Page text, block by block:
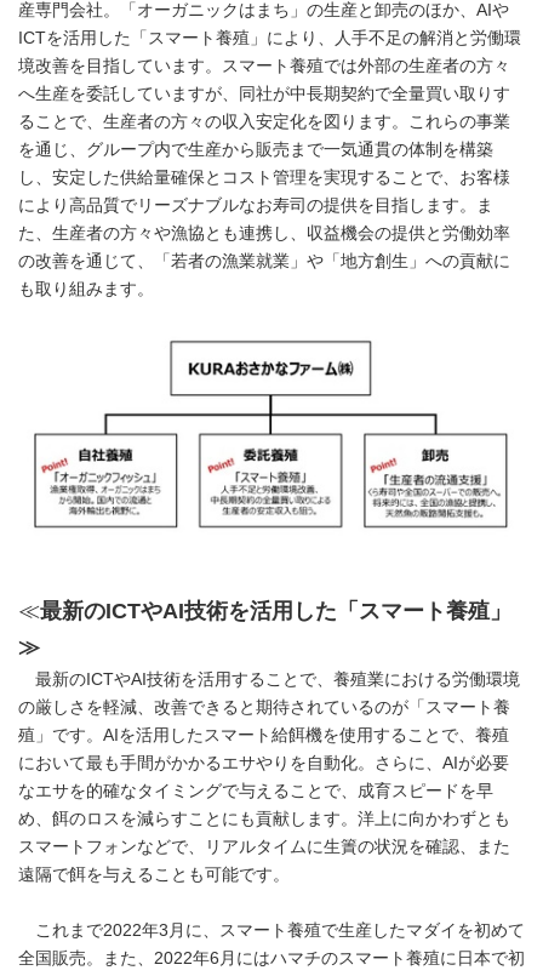
産専門会社。「オーガニックはまち」の生産と卸売のほか、AIや
ICTを活用した「スマート養殖」により、人手不足の解消と労働環
境改善を目指しています。スマート養殖では外部の生産者の方々
へ生産を委託していますが、同社が中長期契約で全量買い取りす
ることで、生産者の方々の収入安定化を図ります。これらの事業
を通じ、グループ内で生産から販売まで一気通貫の体制を構築
し、安定した供給量確保とコスト管理を実現することで、お客様
により高品質でリーズナブルなお寿司の提供を目指します。ま
た、生産者の方々や漁協とも連携し、収益機会の提供と労働効率
の改善を通じて、「若者の漁業就業」や「地方創生」への貢献に
も取り組みます。
≪最新のICTやAI技術を活用した「スマート養殖」
≫
最新のICTやAI技術を活用することで、養殖業における労働環境
の厳しさを軽減、改善できると期待されているのが「スマート養
殖」です。AIを活用したスマート給餌機を使用することで、養殖
において最も手間がかかるエサやりを自動化。さらに、AIが必要
なエサを的確なタイミングで与えることで、成育スピードを早
め、餌のロスを減らすことにも貢献します。洋上に向かわずとも
スマートフォンなどで、リアルタイムに生簀の状況を確認、また
遠隔で餌を与えることも可能です。
これまで2022年3月に、スマート養殖で生産したマダイを初めて
全国販売。また、2022年6月にはハマチのスマート養殖に日本で初